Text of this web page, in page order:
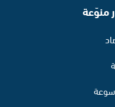
منوّعة